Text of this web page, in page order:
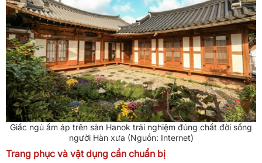
Giấc ngủ ấm áp trên sàn Hanok trải nghiệm đúng chất đời sống
người Hàn xưa (Nguồn: Internet)
Trang phục và vật dụng cần chuẩn bị